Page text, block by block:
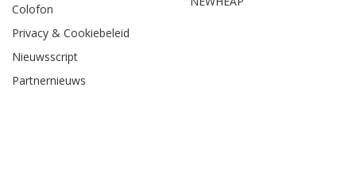
Colofon
Privacy & Cookiebeleid
Nieuwsscript
Partnernieuws